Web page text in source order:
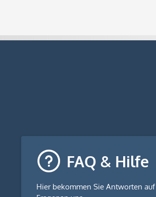
FAQ & Hilfe
Hier bekommen Sie Antworten